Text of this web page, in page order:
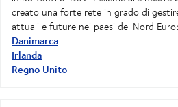
creato una forte rete in grado di
attuali e future nei paesi del Nord
Danimarca
Irlanda
Regno Unito